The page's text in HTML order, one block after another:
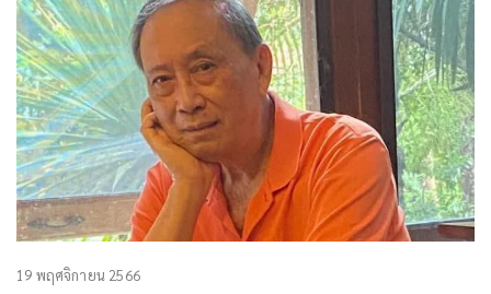
19 พฤศจิกายน 2566